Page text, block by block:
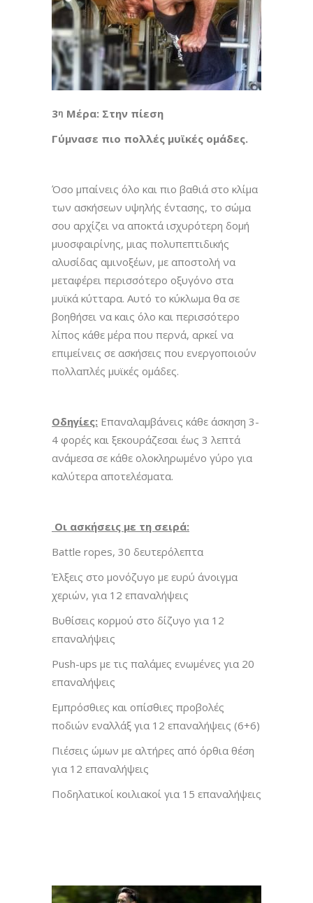
3η Μέρα: Στην πίεση
Γύμνασε πιο πολλές μυϊκές ομάδες.
Όσο μπαίνεις όλο και πιο βαθιά στο κλίμα
των ασκήσεων υψηλής έντασης, το σώμα
σου αρχίζει να αποκτά ισχυρότερη δομή
μυοσφαιρίνης, μιας πολυπεπτιδικής
αλυσίδας αμινοξέων, με αποστολή να
μεταφέρει περισσότερο οξυγόνο στα
μυϊκά κύτταρα. Αυτό το κύκλωμα θα σε
βοηθήσει να καις όλο και περισσότερο
λίπος κάθε μέρα που περνά, αρκεί να
επιμείνεις σε ασκήσεις που ενεργοποιούν
πολλαπλές μυϊκές ομάδες.
Οδηγίες: Επαναλαμβάνεις κάθε άσκηση 3-
4 φορές και ξεκουράζεσαι έως 3 λεπτά
ανάμεσα σε κάθε ολοκληρωμένο γύρο για
καλύτερα αποτελέσματα.
Οι ασκήσεις με τη σειρά:
Battle ropes, 30 δευτερόλεπτα
Έλξεις στο μονόζυγο με ευρύ άνοιγμα
χεριών, για 12 επαναλήψεις
Βυθίσεις κορμού στο δίζυγο για 12
επαναλήψεις
Push-ups με τις παλάμες ενωμένες για 20
επαναλήψεις
Εμπρόσθιες και οπίσθιες προβολές
ποδιών εναλλάξ για 12 επαναλήψεις (6+6)
Πιέσεις ώμων με αλτήρες από όρθια θέση
για 12 επαναλήψεις
Ποδηλατικοί κοιλιακοί για 15 επαναλήψεις